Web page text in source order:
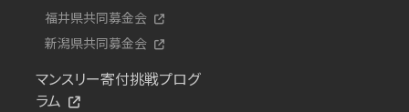
福井県共同募金会
新潟県共同募金会
マンスリー寄付挑戦プログ
ラム